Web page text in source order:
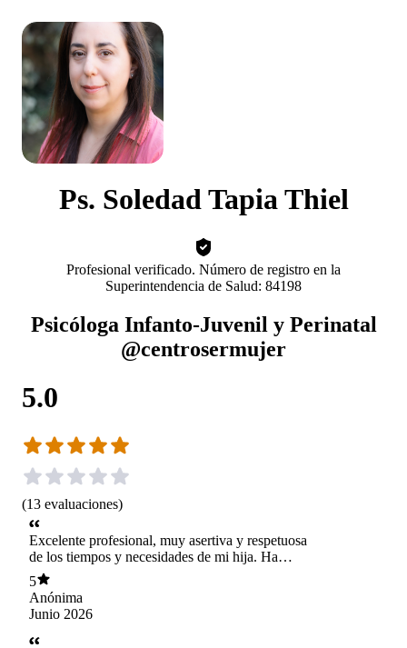
Ps. Soledad Tapia Thiel
Profesional verificado. Número de registro en la
Superintendencia de Salud: 84198
Psicóloga Infanto-Juvenil y Perinatal
@centrosermujer
5.0
(13 evaluaciones)
Excelente profesional, muy asertiva y respetuosa
de los tiempos y necesidades de mi hija. Ha
logrado construir, paso a paso, un vínculo
terapéutico basado en la confianza, haciendo
que cada sesión sea entretenida, significativa y
acorde a lo que ella necesita. Se aprecia
claramente su experiencia y dominio en el
5
Anónima
Junio 2026